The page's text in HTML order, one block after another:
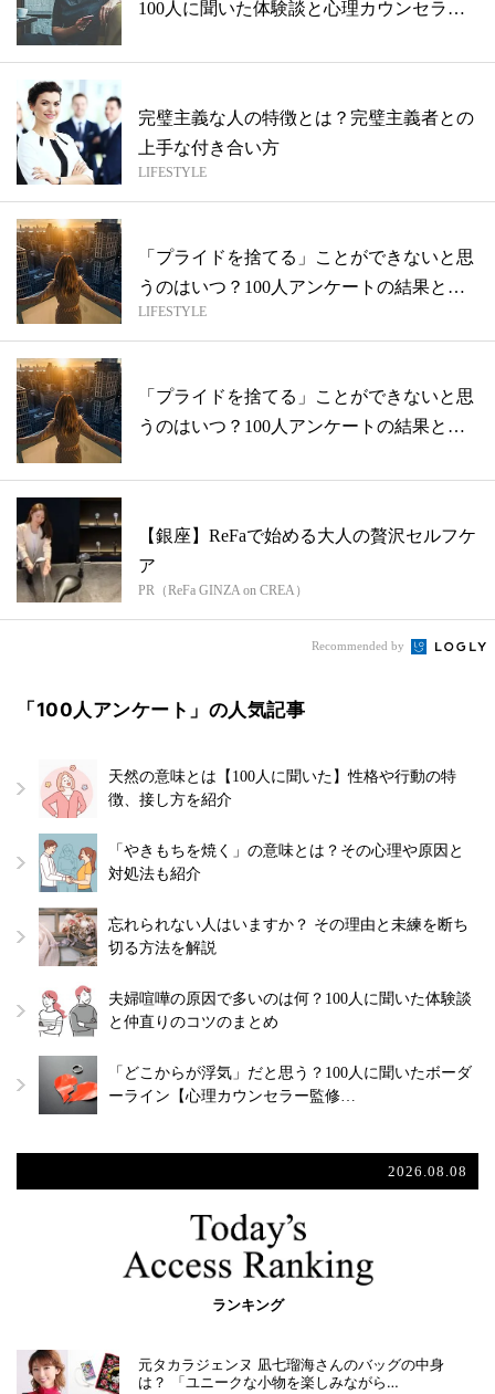
100人に聞いた体験談と心理カウンセラー
完璧主義な人の特徴とは？完璧主義者との
上手な付き合い方
LIFESTYLE
「プライドを捨てる」ことができないと思
うのはいつ？100人アンケートの結果と心
理...
LIFESTYLE
「プライドを捨てる」ことができないと思
うのはいつ？100人アンケートの結果と心
【銀座】ReFaで始める大人の贅沢セルフケ
ア
PR（ReFa GINZA on CREA）
Recommended by
「100人アンケート」の人気記事
天然の意味とは【100人に聞いた】性格や行動の特
徴、接し方を紹介
「やきもちを焼く」の意味とは？その心理や原因と
対処法も紹介
忘れられない人はいますか？ その理由と未練を断ち
切る方法を解説
夫婦喧嘩の原因で多いのは何？100人に聞いた体験談
と仲直りのコツのまとめ
「どこからが浮気」だと思う？100人に聞いたボーダ
ーライン【心理カウンセラー監修…
2026.08.08
ランキング
元タカラジェンヌ 凪七瑠海さんのバッグの中身
は？ 「ユニークな小物を楽しみながら…